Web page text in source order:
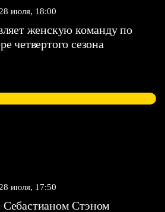
28 июля, 18:00
женскую команду по
четвертого сезона
июля, 17:50
Стэном